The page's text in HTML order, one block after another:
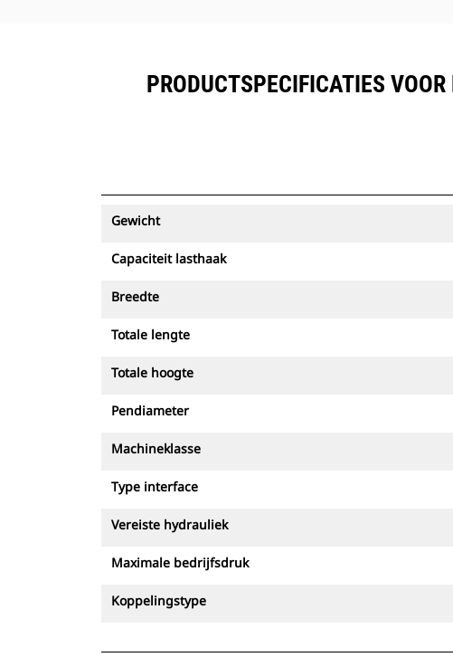
PRODUCTSPECIFICATIES
Gewicht
Capaciteit lasthaak
Breedte
Totale lengte
Totale hoogte
Pendiameter
Machineklasse
Type interface
Vereiste hydrauliek
Maximale bedrijfsdruk
Koppelingstype